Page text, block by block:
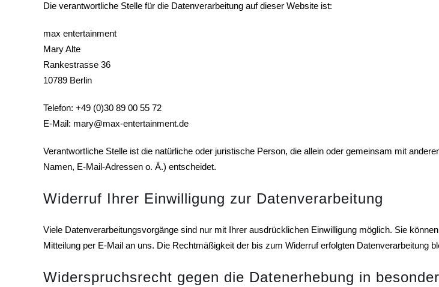
Die verantwortliche Stelle für die Datenverarbeitung auf dieser Website ist:
max entertainment
Mary Alte
Rankestrasse 36
10789 Berlin
Telefon: +49 (0)30 89 00 55 72
E-Mail: mary@max-entertainment.de
Verantwortliche Stelle ist die natürliche oder juristische Person, die allein oder gemeinsam mit
Namen, E-Mail-Adressen o. Ä.) entscheidet.
Widerruf Ihrer Einwilligung zur Datenverarbeitung
Viele Datenverarbeitungsvorgänge sind nur mit Ihrer ausdrücklichen Einwilligung möglich. Sie
Mitteilung per E-Mail an uns. Die Rechtmäßigkeit der bis zum Widerruf erfolgten Datenverarbeitung
Widerspruchsrecht gegen die Datenerhebung in